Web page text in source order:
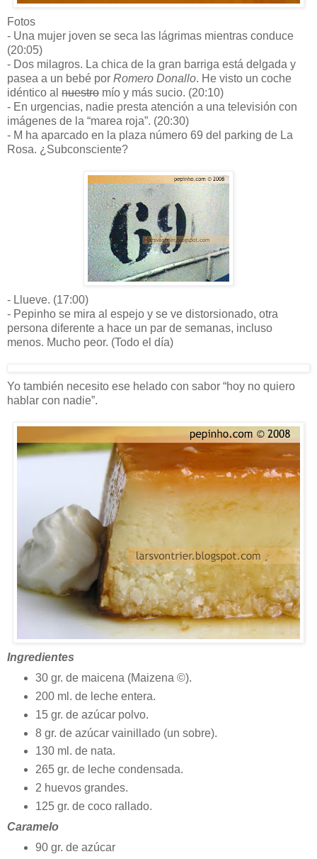
Fotos
- Una mujer joven se seca las lágrimas mientras conduce
(20:05)
- Dos milagros. La chica de la gran barriga está delgada y
pasea a un bebé por Romero Donallo. He visto un coche
idéntico al nuestro mío y más sucio. (20:10)
- En urgencias, nadie presta atención a una televisión con
imágenes de la “marea roja”. (20:30)
- M ha aparcado en la plaza número 69 del parking de La
Rosa. ¿Subconsciente?
- Llueve. (17:00)
- Pepinho se mira al espejo y se ve distorsionado, otra
persona diferente a hace un par de semanas, incluso
menos. Mucho peor. (Todo el día)
Yo también necesito ese helado con sabor “hoy no quiero
hablar con nadie”.
Ingredientes
30 gr. de maicena (Maizena ©).
200 ml. de leche entera.
15 gr. de azúcar polvo.
8 gr. de azúcar vainillado (un sobre).
130 ml. de nata.
265 gr. de leche condensada.
2 huevos grandes.
125 gr. de coco rallado.
Caramelo
90 gr. de azúcar